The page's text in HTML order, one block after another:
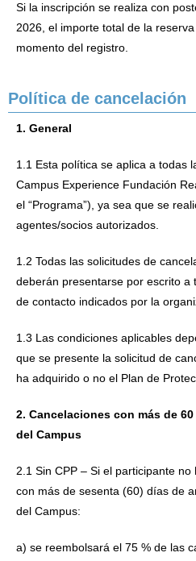
Si la inscripción se realiza con
2026, el importe total de la
momento del registro.
Política de cancelación
1. General
1.1 Esta política se aplica a todas
Campus Experience Fundación
el “Programa”), ya sea que se
agentes/socios autorizados.
1.2 Todas las solicitudes de
deberán presentarse por escrito a
de contacto indicados por la
1.3 Las condiciones aplicables
que se presente la solicitud de
ha adquirido o no el Plan de
2. Cancelaciones con más de
del Campus
2.1 Sin CPP – Si el participante
con más de sesenta (60) días de
del Campus:
a) se reembolsará el 75 % de las